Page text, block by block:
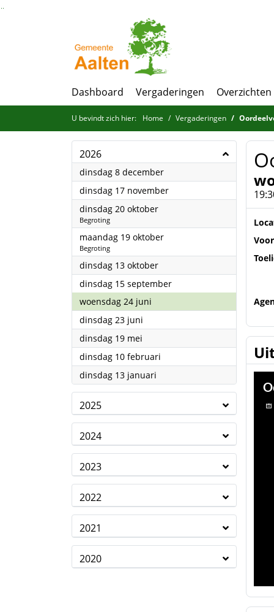
Ga naar de inhoud van deze pagina
Dashboard Vergaderingen Overzichten
U bevindt zich hier: Home Vergaderingen
2026
dinsdag 8 december2026
dinsdag 17 november2026
dinsdag 20 oktober2026
Begroting
maandag 19 oktober2026
Begroting
dinsdag 13 oktober2026
dinsdag 15 september2026
woensdag 24 juni
dinsdag 23 juni
dinsdag 19 mei
dinsdag 10 februari
dinsdag 13 januari
2025
2024
2023
2022
2021
2020